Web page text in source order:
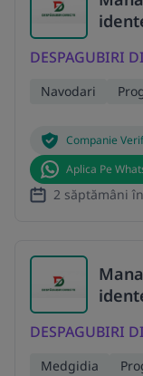
DESPAGUBIRI
Navodari
Companie
Aplica Pe
2 săptămâni
DESPAGUBIRI
Medgidia